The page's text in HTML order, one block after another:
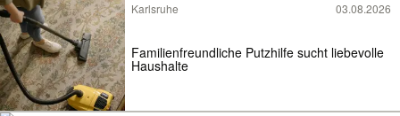
Karlsruhe 03.08.2026
Familienfreundliche Putzhilfe sucht liebevolle
Haushalte